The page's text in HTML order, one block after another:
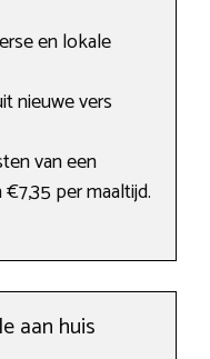
en lokale
nieuwe vers
van een
per maaltijd.
aan huis